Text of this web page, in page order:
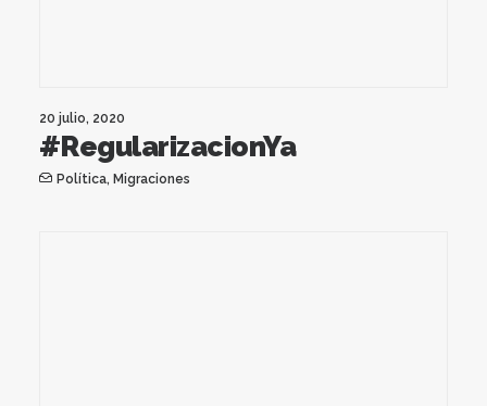
20 julio, 2020
#RegularizacionYa
Política, Migraciones